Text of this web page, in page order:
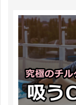
す！ それでは
です。 開催期間
催 2022年4 ...